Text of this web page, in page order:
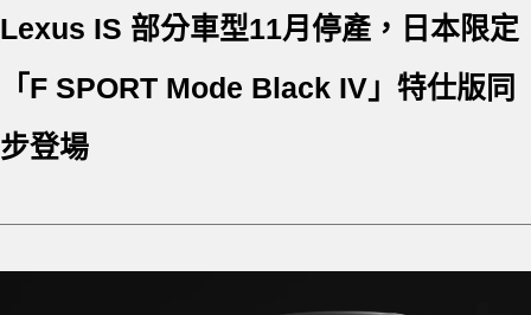
Lexus IS 部分車型11月停產，日本限定
「F SPORT Mode Black IV」特仕版同
步登場